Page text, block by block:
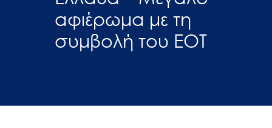
αφιέρωμα με τη
συμβολή του ΕΟΤ